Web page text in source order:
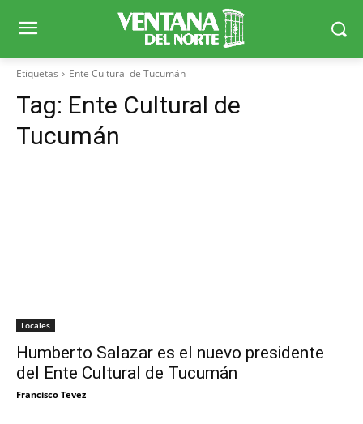
Etiquetas Ente Cultural de Tucumán
Tag: Ente Cultural de
Tucumán
Locales
Humberto Salazar es el nuevo presidente
del Ente Cultural de Tucumán
Francisco Tevez